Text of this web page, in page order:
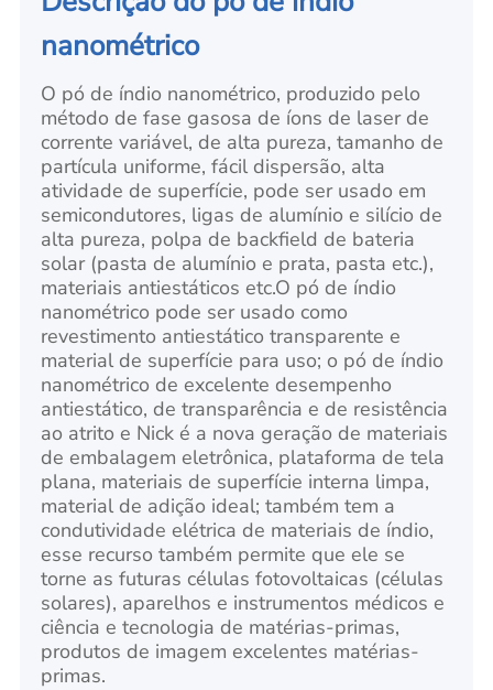
nanométrico
O pó de índio nanométrico, produzido pelo
método de fase gasosa de íons de laser de
corrente variável, de alta pureza, tamanho de
partícula uniforme, fácil dispersão, alta
atividade de superfície, pode ser usado em
semicondutores, ligas de alumínio e silício de
alta pureza, polpa de backfield de bateria
solar (pasta de alumínio e prata, pasta etc.),
materiais antiestáticos etc.O pó de índio
nanométrico pode ser usado como
revestimento antiestático transparente e
material de superfície para uso; o pó de índio
nanométrico de excelente desempenho
antiestático, de transparência e de resistência
ao atrito e Nick é a nova geração de materiais
de embalagem eletrônica, plataforma de tela
plana, materiais de superfície interna limpa,
material de adição ideal; também tem a
condutividade elétrica de materiais de índio,
esse recurso também permite que ele se
torne as futuras células fotovoltaicas (células
solares), aparelhos e instrumentos médicos e
ciência e tecnologia de matérias-primas,
produtos de imagem excelentes matérias-
primas.